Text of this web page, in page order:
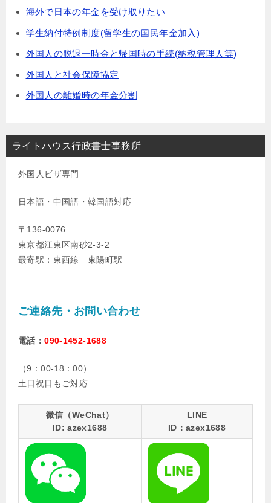
海外で日本の年金を受け取りたい
学生納付特例制度(留学生の国民年金加入)
外国人の脱退一時金と帰国時の手続(納税管理人等)
外国人と社会保障協定
外国人の離婚時の年金分割
ライトハウス行政書士事務所
外国人ビザ専門
日本語・中国語・韓国語対応
〒136-0076
東京都江東区南砂2-3-2
最寄駅：東西線 東陽町駅
ご連絡先・お問い合わせ
電話：090-1452-1688
（9：00-18：00）
土日祝日もご対応
微信（WeChat）
ID: azex1688
LINE
ID：azex1688